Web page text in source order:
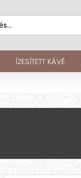
ÍZESÍTETT KÁVÉ